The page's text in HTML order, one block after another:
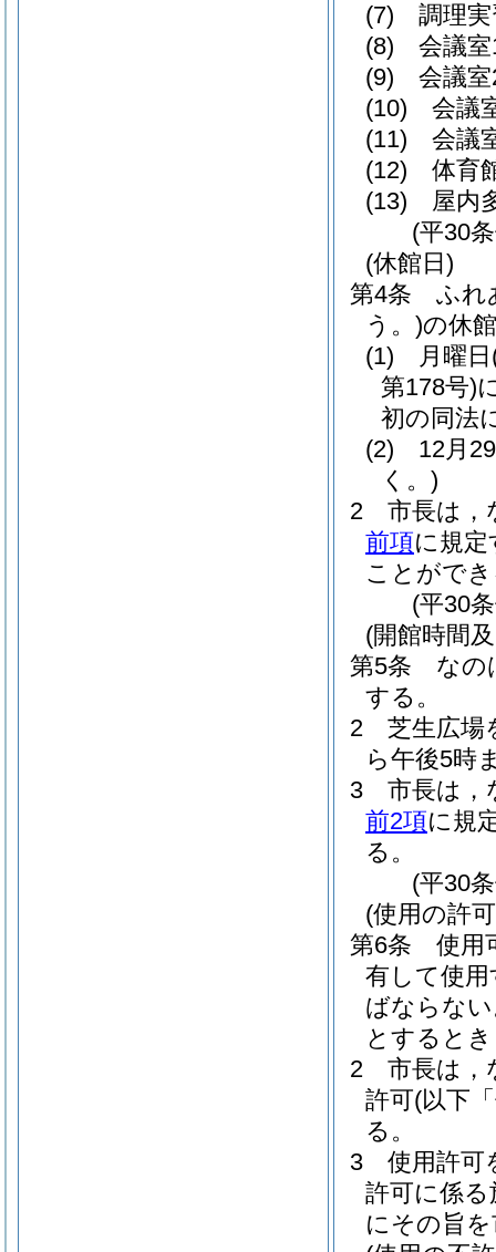
(7)
調理
(8)
会議
(9)
会議
(10)
会議
(11)
会議
(12)
体育
(13)
屋内
(平30
(休館日)
第4条
ふれ
う。)の休
(1)
月曜日
第178号)
初の同法
(2)
12月
く。)
2
市長は，
前項に規
ことがで
(平30
(開館時間
第5条
なの
する。
2
芝生広場
ら午後5時
3
市長は，
前2項に規
る。
(平30
(使用の許
第6条
使用
有して使
ばならな
とすると
2
市長は，
許可(以下
る。
3
使用許可
許可に係
にその旨